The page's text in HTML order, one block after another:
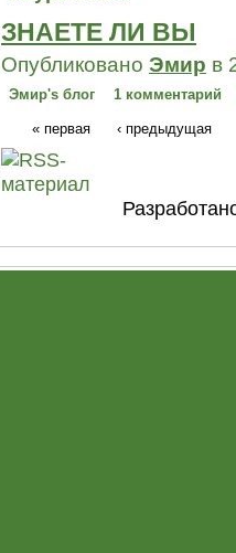
ЗНАЕТЕ ЛИ ВЫ
Опубликовано Эмир в
Эмир's блог 1 комментарий
« первая ‹ предыдущая